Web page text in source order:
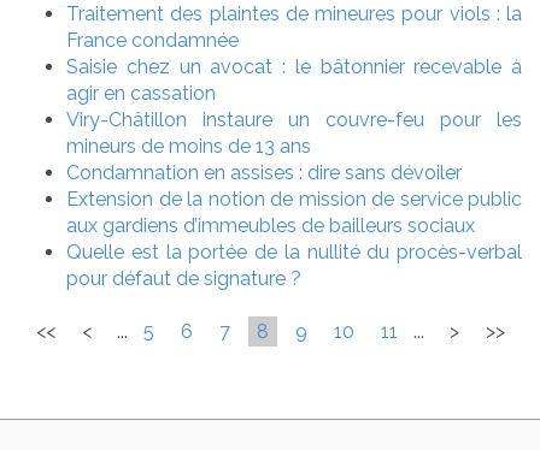
Traitement des plaintes de mineures pour viols : la
France condamnée
Saisie chez un avocat : le bâtonnier recevable à
agir en cassation
Viry-Châtillon instaure un couvre-feu pour les
mineurs de moins de 13 ans
Condamnation en assises : dire sans dévoiler
Extension de la notion de mission de service public
aux gardiens d’immeubles de bailleurs sociaux
Quelle est la portée de la nullité du procès-verbal
pour défaut de signature ?
<< < ... 5 6 7 8 9 10 11 ... > >>